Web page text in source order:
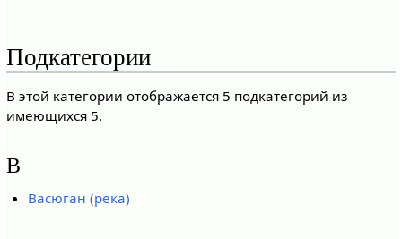
Подкатегории
В этой категории отображается 5 подкатегорий из
имеющихся 5.
В
Васюган (река)